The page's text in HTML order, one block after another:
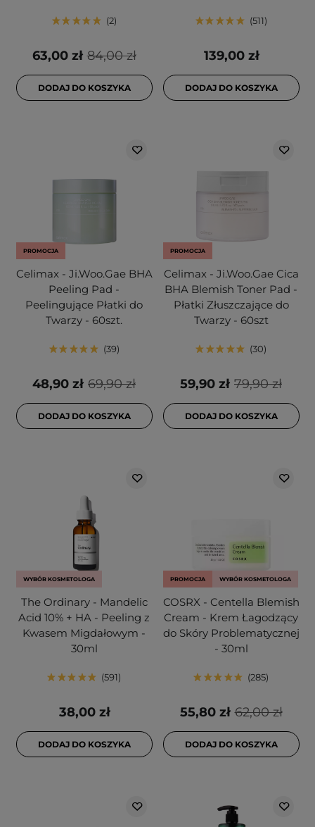
2
84,00 zł
63,00 zł
DODAJ DO KOSZYKA
511
139,00 zł
DODAJ DO KOSZYKA
PROMOCJA
Celimax - Ji.Woo.Gae BHA
Peeling Pad -
Peelingujące Płatki do
Twarzy - 60szt.
39
69,90 zł
48,90 zł
DODAJ DO KOSZYKA
PROMOCJA
Celimax - Ji.Woo.Gae Cica
BHA Blemish Toner Pad -
Płatki Złuszczające do
Twarzy - 60szt
30
79,90 zł
59,90 zł
DODAJ DO KOSZYKA
WYBÓR KOSMETOLOGA
The Ordinary - Mandelic
Acid 10% + HA - Peeling z
Kwasem Migdałowym -
30ml
591
38,00 zł
DODAJ DO KOSZYKA
PROMOCJA WYBÓR KOSMETOLOGA
COSRX - Centella Blemish
Cream - Krem Łagodzący
do Skóry Problematycznej
- 30ml
285
62,00 zł
55,80 zł
DODAJ DO KOSZYKA